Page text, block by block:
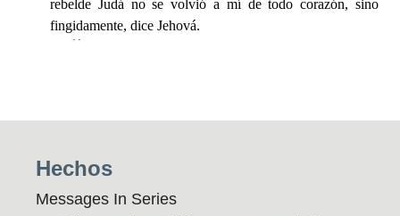
Hechos
Messages In Series